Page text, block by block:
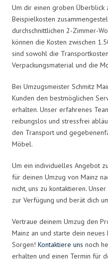
Um dir einen groben Überblick
Beispielkosten
durchschnittlichen 2-Zimmer-
können die Kosten zwischen
sind sowohl die
Verpackungsmaterial und die
Bei Umzugsmeister Schmitz
Kunden den bestmöglichen
erhalten. Unser erfahrenes
reibungslos und stressfrei
den Transport und
Möbel.
Um ein individuelles Angebot
für deinen Umzug von Mainz
nicht, uns zu kontaktieren.
zur Verfügung und berät dich
Vertraue deinem Umzug den
Mainz an und starte dein
Sorgen! Kontaktiere uns noch
erhalten und einen Termin für